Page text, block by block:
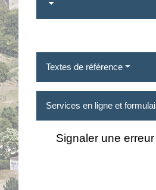
Textes de référence
Services en ligne et
Signaler une